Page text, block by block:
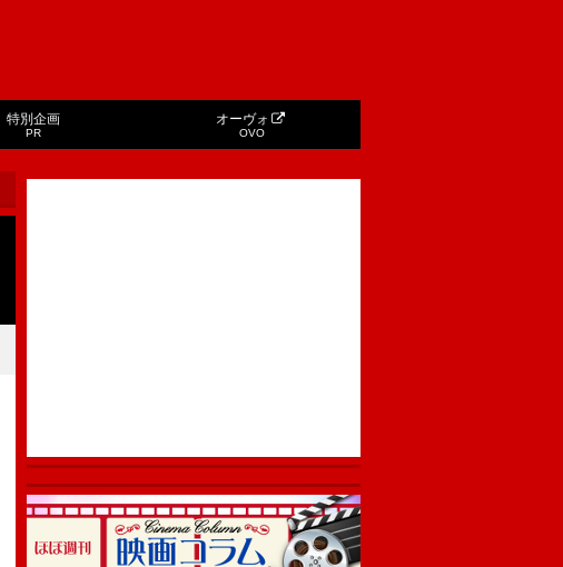
特別企画
PR
オーヴォ
OVO